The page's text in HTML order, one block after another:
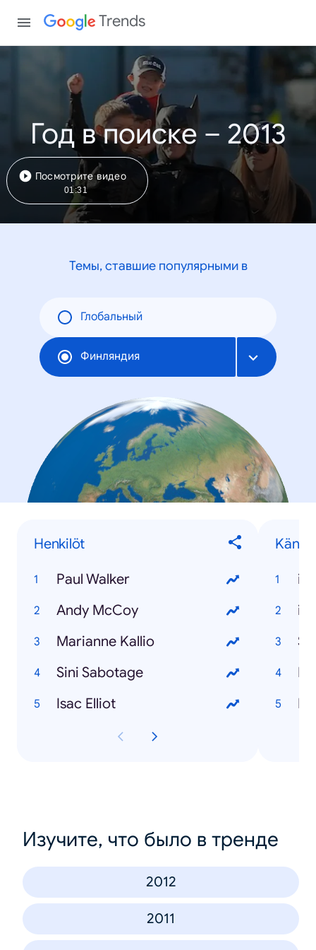
Trends
Год в поиске – 2013
Посмотрите видео
01:31
Темы, ставшие популярными в
Глобальный
Финляндия
Henkilöt
Paul Walker
Andy McCoy
Marianne Kallio
Sini Sabotage
Isac Elliot
Изучите, что было в тренде
2012
2011